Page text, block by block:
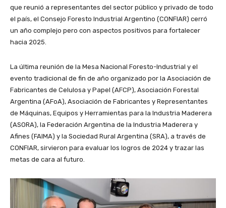
que reunió a representantes del sector público y privado de todo
el país, el Consejo Foresto Industrial Argentino (CONFIAR) cerró
un año complejo pero con aspectos positivos para fortalecer
hacia 2025.
La última reunión de la Mesa Nacional Foresto-Industrial y el
evento tradicional de fin de año organizado por la Asociación de
Fabricantes de Celulosa y Papel (AFCP), Asociación Forestal
Argentina (AFoA), Asociación de Fabricantes y Representantes
de Máquinas, Equipos y Herramientas para la Industria Maderera
(ASORA), la Federación Argentina de la Industria Maderera y
Afines (FAIMA) y la Sociedad Rural Argentina (SRA), a través de
CONFIAR, sirvieron para evaluar los logros de 2024 y trazar las
metas de cara al futuro.